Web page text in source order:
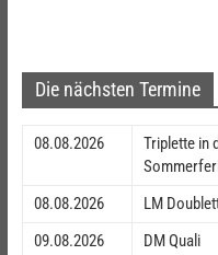
Die nächsten Termine
08.08.2026
Triplette in
08.08.2026
LM
09.08.2026
DM Quali